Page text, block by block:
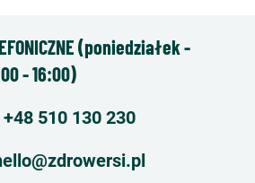
(poniedziałek -
- 16:00)
+48 510 130 230